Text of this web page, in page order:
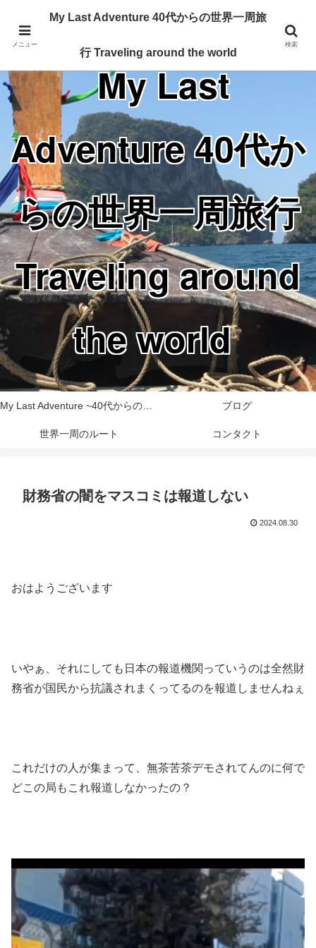
Traveling around the world from my 40's
My Last
Adventure 40代か
らの世界一周旅行
Traveling around
the world
My Last Adventure ~40代からの世界一周旅行記~ ブログ
世界一周のルート コンタクト
財務省の闇をマスコミは報道しない
2024.08.30
おはようございます
いやぁ、それにしても日本の報道機関っていうのは全然財
務省が国民から抗議されまくってるのを報道しませんねぇ
これだけの人が集まって、無茶苦茶デモされてんのに何で
どこの局もこれ報道しなかったの？
動
プ
レ
メニュー
My Last Adventure 40代からの世界一周旅
行 Traveling around the world
検索